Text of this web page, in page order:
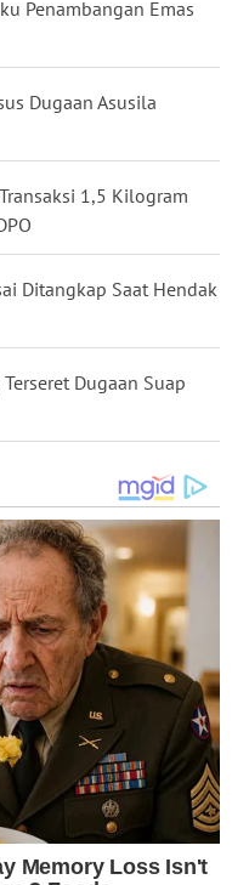
Penambangan Emas
Dugaan Asusila
1,5 Kilogram
Ditangkap Saat Hendak
Dugaan Suap